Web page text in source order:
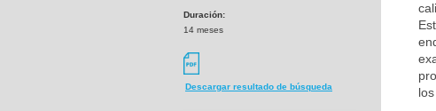
Duración:
14 meses
Descargar resultado de búsqueda